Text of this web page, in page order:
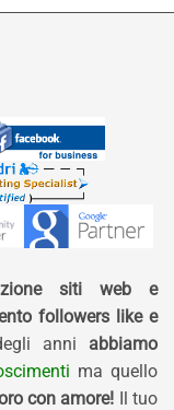
siti web e
followers like e
anni abbiamo
ma quello
con amore! Il tuo